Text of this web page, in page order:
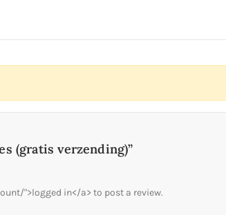
(gratis verzending)”
">logged in</a> to post a review.